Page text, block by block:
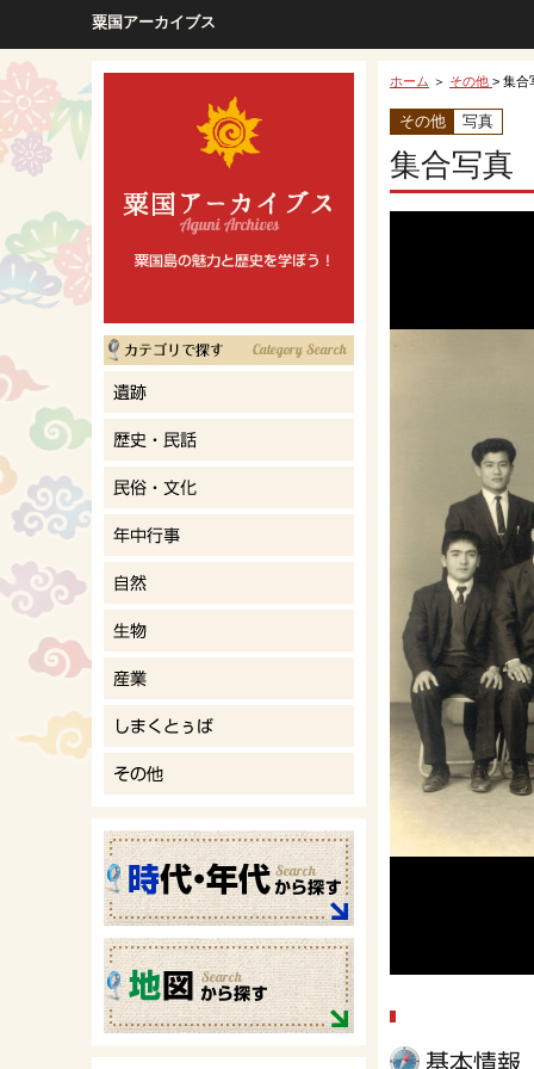
粟国アーカイブス
ホーム ＞ その他 > 集合
その他 写真
集合写真